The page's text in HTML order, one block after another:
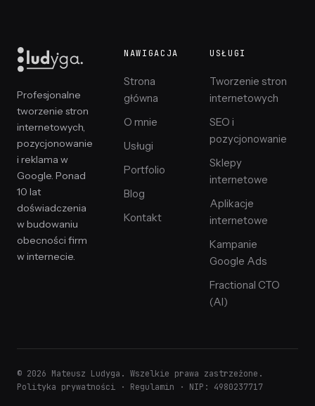
Profesjonalne
tworzenie stron
internetowych,
pozycjonowanie
i reklama w
Google. Ponad
10 lat
doświadczenia
w budowaniu
obecności firm
w internecie.
NAWIGACJA
Strona
główna
O mnie
Usługi
Portfolio
Blog
Kontakt
USŁUGI
Tworzenie stron
internetowych
SEO i
pozycjonowanie
Sklepy
internetowe
Aplikacje
internetowe
Kampanie
Google Ads
Fractional CTO
(AI)
© 2026 Mateusz Ludyga. Wszelkie prawa zastrzeżone.
Polityka prywatności · Regulamin · NIP: 4980237717